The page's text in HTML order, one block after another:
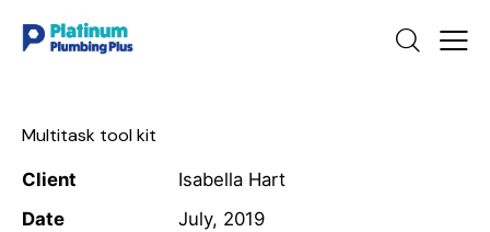
Multitask tool kit
Client
Isabella Hart
Date
July, 2019